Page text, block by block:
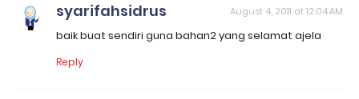
syarifahsidrus August 4, 2011 at 12:04 AM
baik buat sendiri guna bahan2 yang selamat ajela
Reply